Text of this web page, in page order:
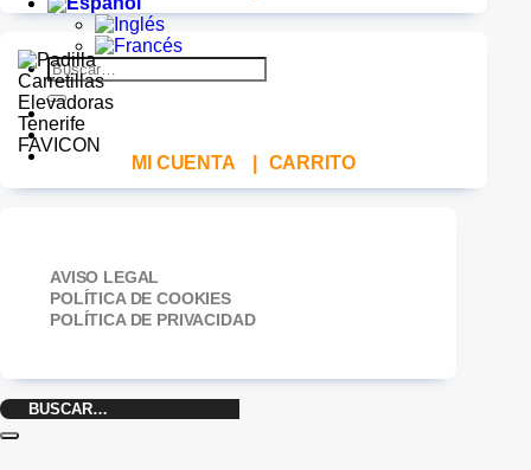
Buscar
por:
MI CUENTA CARRITO
AVISO LEGAL
POLÍTICA DE COOKIES
POLÍTICA DE PRIVACIDAD
Buscar
por: